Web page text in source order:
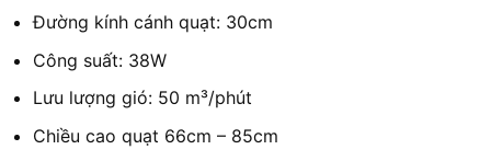
Đường kính cánh quạt: 30cm
Công suất: 38W
Lưu lượng gió: 50 m³/phút
Chiều cao quạt 66cm – 85cm